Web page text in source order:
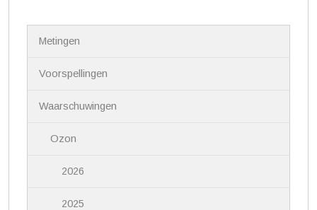
Metingen
Voorspellingen
Waarschuwingen
Ozon
2026
2025